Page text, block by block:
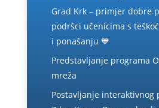
Grad Krk – primjer dobre
podršci učenicima s
i ponašanju 💙
Predstavljanje programa
mreža
Postavljanje interaktivnog